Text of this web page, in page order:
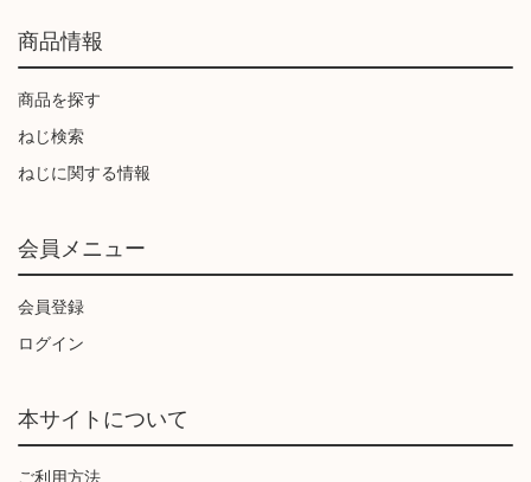
商品情報
商品を探す
ねじ検索
ねじに関する情報
会員メニュー
会員登録
ログイン
本サイトについて
ご利用方法